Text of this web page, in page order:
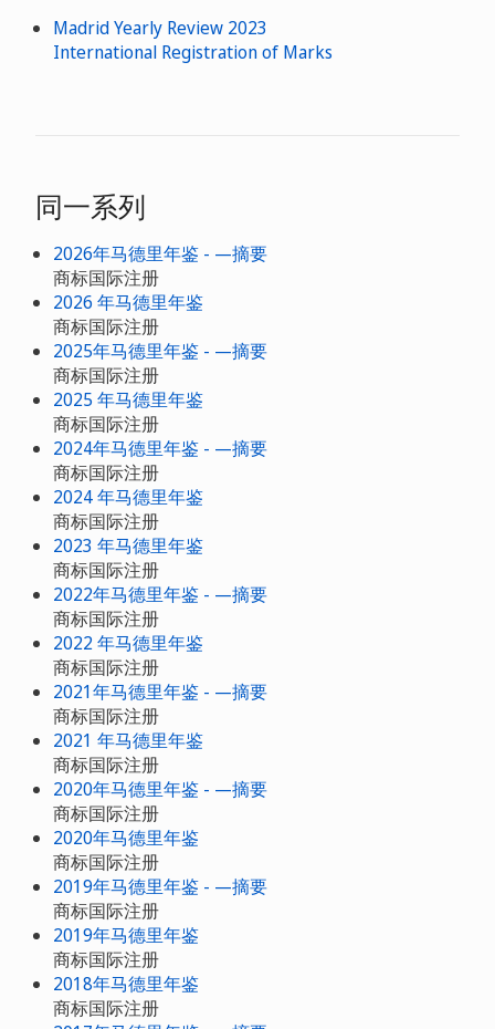
Madrid Yearly Review 2023
International Registration of Marks
同一系列
2026年马德里年鉴 - —摘要
商标国际注册
2026 年马德里年鉴
商标国际注册
2025年马德里年鉴 - —摘要
商标国际注册
2025 年马德里年鉴
商标国际注册
2024年马德里年鉴 - —摘要
商标国际注册
2024 年马德里年鉴
商标国际注册
2023 年马德里年鉴
商标国际注册
2022年马德里年鉴 - —摘要
商标国际注册
2022 年马德里年鉴
商标国际注册
2021年马德里年鉴 - —摘要
商标国际注册
2021 年马德里年鉴
商标国际注册
2020年马德里年鉴 - —摘要
商标国际注册
2020年马德里年鉴
商标国际注册
2019年马德里年鉴 - —摘要
商标国际注册
2019年马德里年鉴
商标国际注册
2018年马德里年鉴
商标国际注册